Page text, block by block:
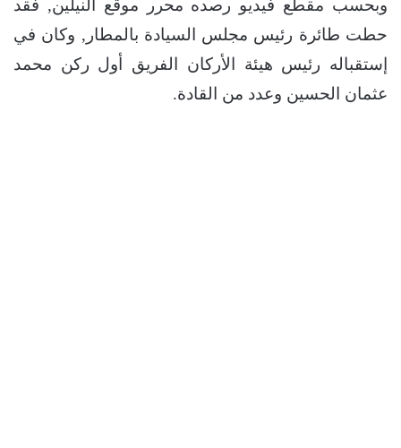
وبحسب مقطع فيديو رصده محرر موقع النيلين, فقد
حطت طائرة رئيس مجلس السيادة بالمطار, وكان في
إستقباله رئيس هيئة الأركان الفريق أول ركن محمد
عثمان الحسين وعدد من القادة.